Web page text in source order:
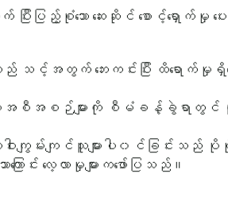
ြီးပြည့်စုံသော ဆေးဆိုင် စောင့်ရှောက်မှု
ည် သင့်အတွက် ဘေးကင်းပြီး ထိရောက်မှုရှိ
စီအစဉ်များကို စီမံခန့်ခွဲရာတွင် ကူညီပ
ါးကျွမ်းကျင်သူများပါ၀င်ခြင်းသည် ပို
င်း လေ့လာမှုများကဖော်ပြသည်။